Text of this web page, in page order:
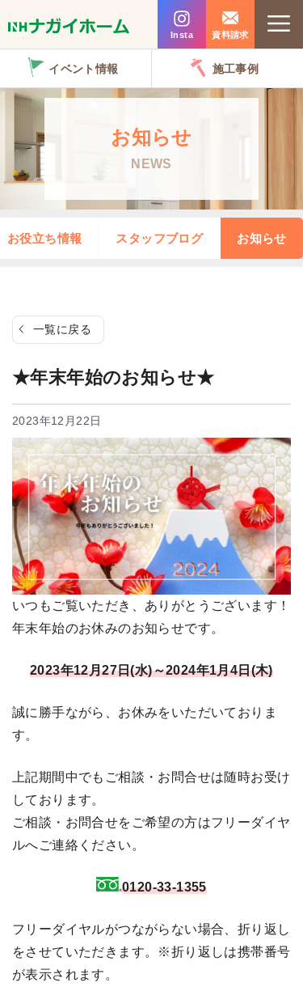
ン
プ
Insta 資料請求
イベント情報 施工事例
お知らせ
NEWS
お役立ち情報 スタッフブログ お知らせ
一覧に戻る
★年末年始のお知らせ★
2023年12月22日
いつもご覧いただき、ありがとうございます！
年末年始のお休みのお知らせです。
2023年12月27日(水)～2024年1月4日(木)
誠に勝手ながら、お休みをいただいておりま
す。
上記期間中でもご相談・お問合せは随時お受け
しております。
ご相談・お問合せをご希望の方はフリーダイヤ
ルへご連絡ください。
0120-33-1355
フリーダイヤルがつながらない場合、折り返し
をさせていただきます。※折り返しは携帯番号
が表示されます。